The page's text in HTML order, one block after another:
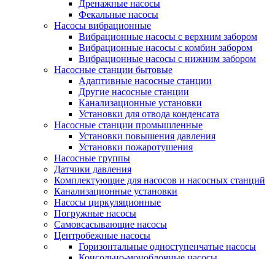
Дренажные насосы
Фекальные насосы
Насосы вибрационные
Вибрационные насосы с верхним забором
Вибрационные насосы с комбин забором
Вибрационные насосы с нижним забором
Насосные станции бытовые
Адаптивные насосные станции
Другие насосные станции
Канализационные установки
Установки для отвода конденсата
Насосные станции промышленные
Установки повышения давления
Установки пожаротушения
Насосные группы
Датчики давления
Комплектующие для насосов и насосных станций
Канализационные установки
Насосы циркуляционные
Погружные насосы
Самовсасывающие насосы
Центробежные насосы
Горизонтальные одноступенчатые насосы